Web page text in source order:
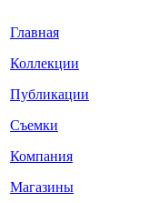
Главная
Коллекции
Публикации
Съемки
Компания
Магазины